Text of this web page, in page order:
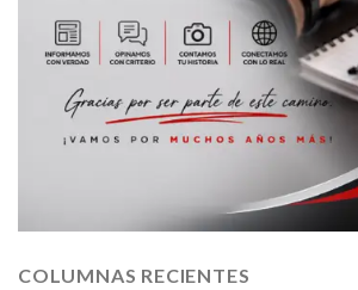
COLUMNAS RECIENTES